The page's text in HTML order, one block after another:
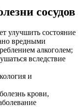
сосудов
улучшить состояние
вредными
алкоголем;
вследствие
и
крови,